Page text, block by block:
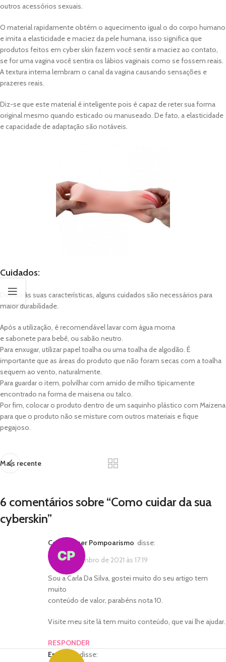
outros acessórios sexuais.
O material rapidamente obtém o aquecimento igual o do corpo humano
e imita a elasticidade e maciez da pele humana, isso significa que
produtos feitos em cyber skin fazem você sentir a maciez ao contato,
se for uma vagina você sentira os lábios vaginais como se fossem reais.
A textura interna lembram o canal da vagina causando sensações e
prazeres reais.
Diz-se que este material é inteligente pois é capaz de reter sua forma
original mesmo quando esticado ou manuseado. De fato, a elasticidade
e capacidade de adaptação são notáveis.
Cuidados:
Devido às suas características, alguns cuidados são necessários para
maior durabilidade.
Após a utilização, é recomendável lavar com água morna
e sabonete para bebê, ou sabão neutro.
Para enxugar, utilizar papel toalha ou uma toalha de algodão. É
importante que as áreas do produto que não foram secas com a toalha
sequem ao vento, naturalmente.
Para guardar o item, polvilhar com amido de milho tipicamente
encontrado na forma de maisena ou talco.
Por fim, colocar o produto dentro de um saquinho plástico com Maizena
para que o produto não se misture com outros materiais e fique
pegajoso.
Mais recente
6 comentários sobre “Como cuidar da sua
cyberskin”
Como Fazer Pompoarismo disse:
10 de novembro de 2021 às 17:19
Sou a Carla Da Silva, gostei muito do seu artigo tem
muito
conteúdo de valor, parabéns nota 10.
Visite meu site lá tem muito conteúdo, que vai lhe ajudar.
RESPONDER
Emerson disse: